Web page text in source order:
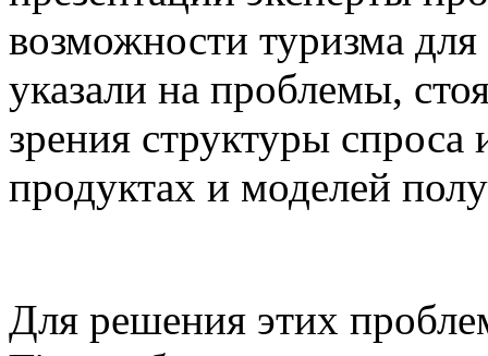
возможности туризма
указали на проблемы,
зрения структуры
продуктах и моделей
Для решения этих